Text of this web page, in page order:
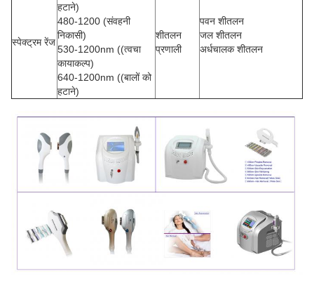
स्पेक्ट्रम रेंज
हटाने)
480-1200 (संवहनी
निकासी)
530-1200nm ((त्वचा
कायाकल्प)
640-1200nm ((बालों को
हटाने)
शीतलन
प्रणाली
पवन शीतलन
जल शीतलन
अर्धचालक शीतलन